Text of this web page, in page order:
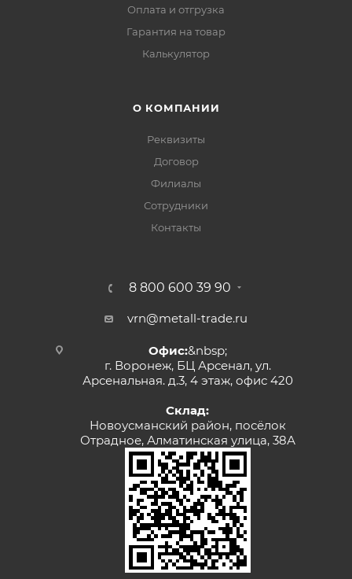
Оплата и отгрузка
Гарантия на товар
Калькулятор
О КОМПАНИИ
Реквизиты
Договор
Филиалы
Сотрудники
Контакты
8 800 600 39 90
vrn@metall-trade.ru
Офис:&nbsp;
г. Воронеж, БЦ Арсенал, ул.
Арсенальная. д.3, 4 этаж, офис 420
Склад:
Новоусманский район, посёлок
Отрадное, Алматинская улица, 38А